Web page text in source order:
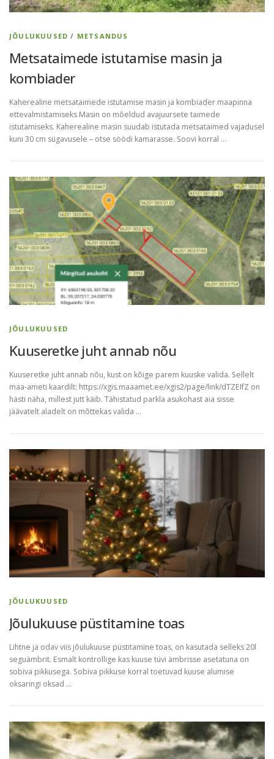
i
k
t
e
a
d
a
JÕULUKUUSED / METSANDUS
Metsataimede istutamise masin ja
kombiader
Kaherealine metsataimede istutamise masin ja kombiader maapinna
ettevalmistamiseks Masin on mõeldud avajuursete taimede
istutamiseks. Kaherealine masin suudab istutada metsataimed vajadusel
kuni 30 cm sügavusele – otse söödi kamarasse. Soovi korral …
JÕULUKUUSED
Kuuseretke juht annab nõu
Kuuseretke juht annab nõu, kust on kõige parem kuuske valida. Sellelt
maa-ameti kaardilt: https://xgis.maaamet.ee/xgis2/page/link/dTZEIfZ on
hästi näha, millest jutt käib. Tähistatud parkla asukohast aia sisse
jäävatelt aladelt on mõttekas valida …
JÕULUKUUSED
Jõulukuuse püstitamine toas
Lihtne ja odav viis jõulukuuse püstitamine toas, on kasutada selleks 20l
seguämbrit. Esmalt kontrollige kas kuuse tüvi ämbrisse asetatuna on
sobiva pikkusega. Sobiva pikkuse korral toetuvad kuuse alumise
oksaringi oksad …